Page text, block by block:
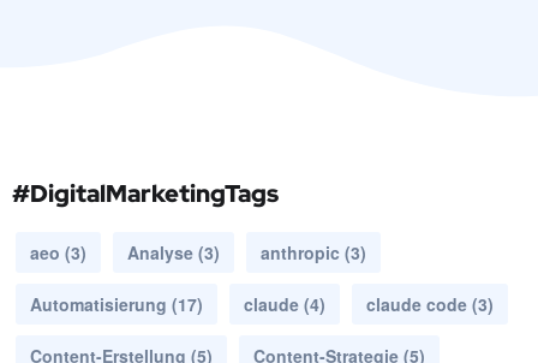
#DigitalMarketingTags
aeo (3) Analyse (3) anthropic (3)
Automatisierung (17) claude (4) claude code (3)
Content-Erstellung (5) Content-Strategie (5)